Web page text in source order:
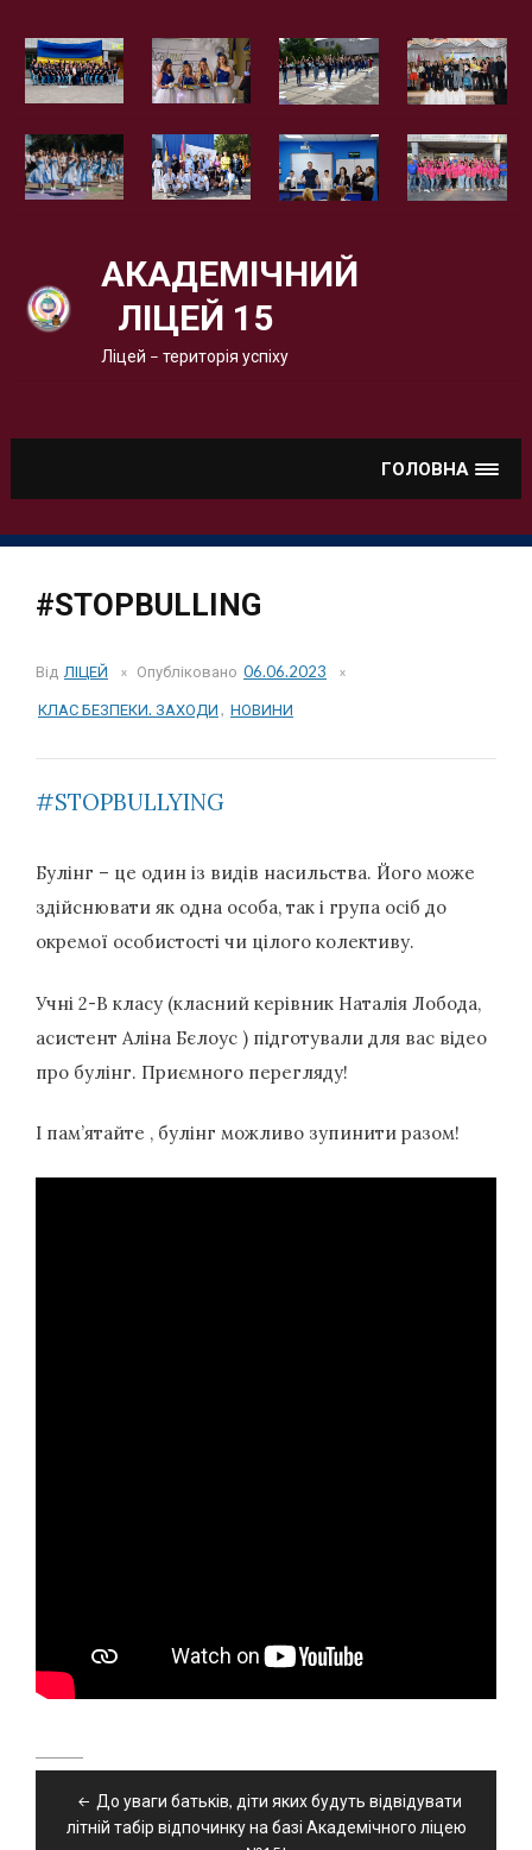
АКАДЕМІЧНИЙ
ЛІЦЕЙ 15
Ліцей – територія успіху
ГОЛОВНА
#STOPBULLING
Від ЛІЦЕЙ Опубліковано 06.06.2023
КЛАС БЕЗПЕКИ. ЗАХОДИ, НОВИНИ
#STOPBULLYING
Булінг – це один із видів насильства. Його може
здійснювати як одна особа, так і група осіб до
окремої особистості чи цілого колективу.
Учні 2-В класу (класний керівник Наталія Лобода,
асистент Аліна Бєлоус ) підготували для вас відео
про булінг. Приємного перегляду!
І пам’ятайте , булінг можливо зупинити разом!
записівДо уваги батьків, діти яких будуть відвідувати
літній табір відпочинку на базі Академічного ліцею